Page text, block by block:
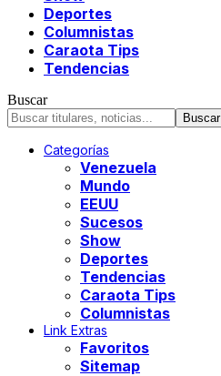
Deportes
Columnistas
Caraota Tips
Tendencias
Buscar
Categorías
Venezuela
Mundo
EEUU
Sucesos
Show
Deportes
Tendencias
Caraota Tips
Columnistas
Link Extras
Favoritos
Sitemap